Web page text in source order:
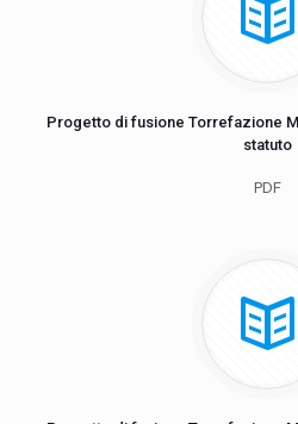
Progetto di fusione Torrefazione
statuto
PDF